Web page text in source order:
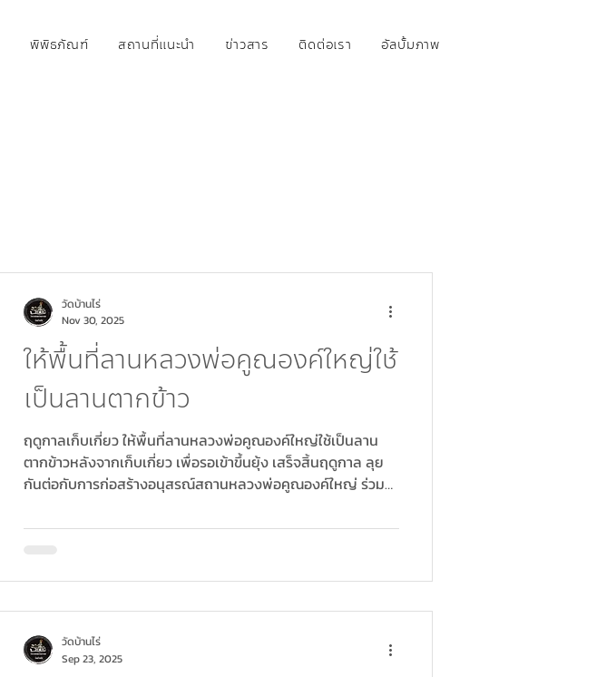
พิพิธภัณฑ์ สถานที่แนะนำ ข่าวสาร ติดต่อเรา อัลบั้มภาพ
ให้พื้นที่ลานหลวงพ่อคูณองค์ใหญ่ใช้
เป็นลานตากข้าว
ฤดูกาลเก็บเกี่ยว ให้พื้นที่ลานหลวงพ่อคูณองค์ใหญ่ใช้เป็นลาน
ตากข้าวหลังจากเก็บเกี่ยว เพื่อรอเข้าขึ้นยุ้ง เสร็จสิ้นฤดูกาล ลุย
กันต่อกับการก่อสร้างอนุสรณ์สถานหลวงพ่อคูณองค์ใหญ่ ร่วม
๐๒๐-๓๐๔๔๑๕-๖๙๖ ชื่อบัญชี วัดบ้านไร่ (เพื่อโครงการ วัดบ้านไร่
วัดบ้านไร่
Nov 30, 2025
วัดบ้านไร่
Sep 23, 2025